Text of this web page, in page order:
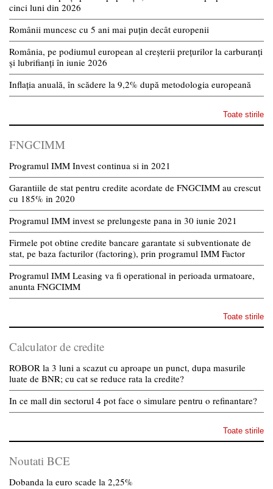
cinci luni din 2026
Românii muncesc cu 5 ani mai puțin decât europenii
România, pe podiumul european al creșterii prețurilor la carburanți
și lubrifianți în iunie 2026
Inflația anuală, în scădere la 9,2% după metodologia europeană
Toate stirile
FNGCIMM
Programul IMM Invest continua si in 2021
Garantiile de stat pentru credite acordate de FNGCIMM au crescut
cu 185% in 2020
Programul IMM invest se prelungeste pana in 30 iunie 2021
Firmele pot obtine credite bancare garantate si subventionate de
stat, pe baza facturilor (factoring), prin programul IMM Factor
Programul IMM Leasing va fi operational in perioada urmatoare,
anunta FNGCIMM
Toate stirile
Calculator de credite
ROBOR la 3 luni a scazut cu aproape un punct, dupa masurile
luate de BNR; cu cat se reduce rata la credite?
In ce mall din sectorul 4 pot face o simulare pentru o refinantare?
Toate stirile
Noutati BCE
Dobanda la euro scade la 2,25%